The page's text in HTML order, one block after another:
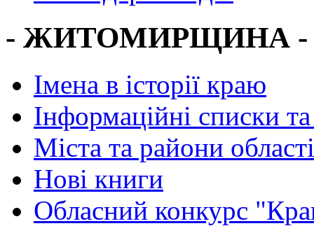
- ЖИТОМИРЩИНА -
Імена в історії краю
Інформаційні списки
Міста та райони області
Нові книги
Обласний конкурс